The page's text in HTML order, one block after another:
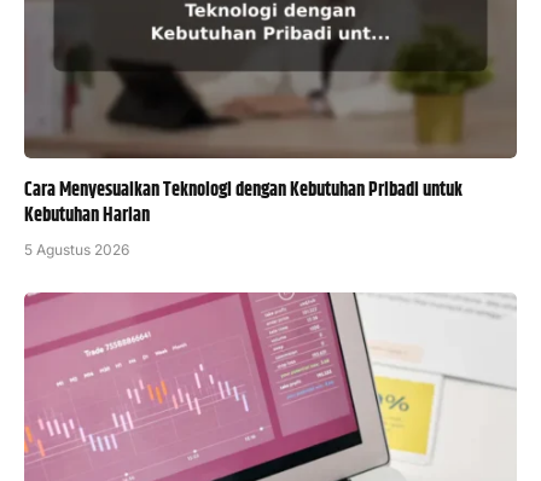
Cara Menyesuaikan Teknologi dengan Kebutuhan Pribadi untuk
Kebutuhan Harian
5 Agustus 2026